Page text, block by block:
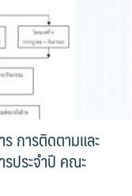
การติดตามและ
ประจำปี คณะ